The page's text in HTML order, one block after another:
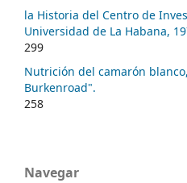
la Historia del Centro de
Universidad de La Habana,
299
Nutrición del camarón
Burkenroad".
258
Navegar